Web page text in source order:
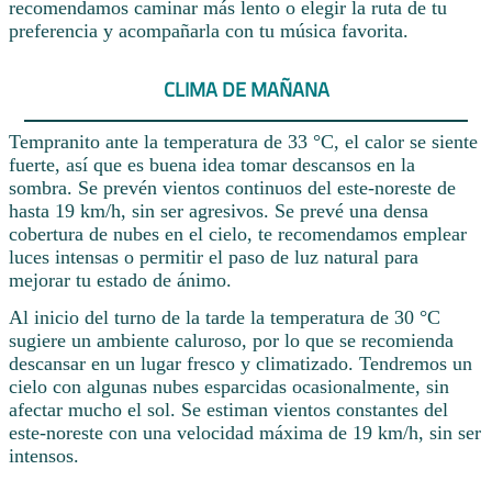
recomendamos caminar más lento o elegir la ruta de tu
preferencia y acompañarla con tu música favorita.
CLIMA DE MAÑANA
Tempranito ante la temperatura de 33 °C, el calor se siente
fuerte, así que es buena idea tomar descansos en la
sombra. Se prevén vientos continuos del este-noreste de
hasta 19 km/h, sin ser agresivos. Se prevé una densa
cobertura de nubes en el cielo, te recomendamos emplear
luces intensas o permitir el paso de luz natural para
mejorar tu estado de ánimo.
Al inicio del turno de la tarde la temperatura de 30 °C
sugiere un ambiente caluroso, por lo que se recomienda
descansar en un lugar fresco y climatizado. Tendremos un
cielo con algunas nubes esparcidas ocasionalmente, sin
afectar mucho el sol. Se estiman vientos constantes del
este-noreste con una velocidad máxima de 19 km/h, sin ser
intensos.